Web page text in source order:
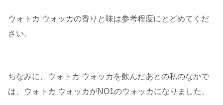
ウォトカ ウォッカの香りと味は参考程度にとどめてくだ
さい。
ちなみに、ウォトカ ウォッカを飲んだあとの私のなかで
は、ウォトカ ウォッカがNO1のウォッカになりました。